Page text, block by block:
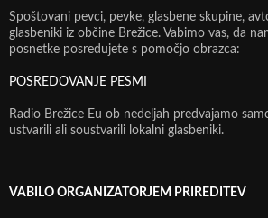
Spoštovani pevci, pevke, glasbene skupine,
glasbeniki iz občine Brežice. Vabimo vas, da
posnetke posredujete s pomočjo obrazca:
POSREDOVANJE PESMI
Radio Brežice Eu ob nedeljah predvajamo
ustvarili ali soustvarili lokalni glasbeniki.
VABILO ORGANIZATORJEM PRIREDITEV